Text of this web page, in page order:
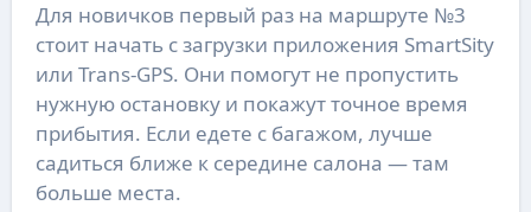
Для новичков первый раз на маршруте №3
стоит начать с загрузки приложения SmartSity
или Trans-GPS. Они помогут не пропустить
нужную остановку и покажут точное время
прибытия. Если едете с багажом, лучше
садиться ближе к середине салона — там
больше места.